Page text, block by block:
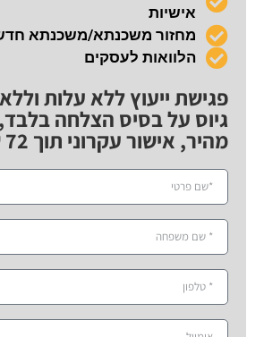
אישיות
מחזור משכנתא/משכנתא
הלוואות לעסקים
פגישת ייעוץ ללא עלות
גיוס על בסיס הצלחה
מהיר, אישור עקרוני תוך 72 שעות